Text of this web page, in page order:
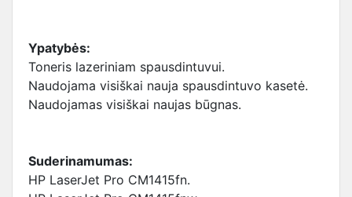
Ypatybės:
Toneris lazeriniam spausdintuvui.
Naudojama visiškai nauja spausdintuvo kasetė.
Naudojamas visiškai naujas būgnas.
Suderinamumas:
HP LaserJet Pro CM1415fn.